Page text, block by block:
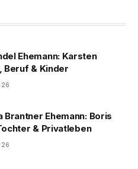
Ehemann: Karsten
Beruf & Kinder
Brantner Ehemann: Boris
& Privatleben